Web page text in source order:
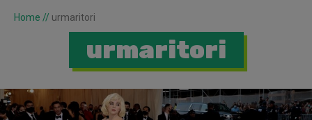
Home // urmaritori
urmaritori